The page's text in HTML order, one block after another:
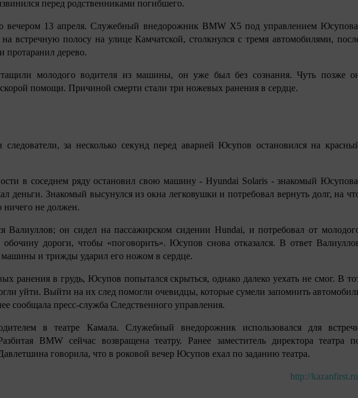
перед родственниками погибшего.
вечером 13 апреля. Служебный внедорожник BMW X5 под управлением
встречную полосу на улице Камчатской, столкнулся с тремя автомобилями,
протаранил дерево.
молодого водителя из машины, он уже был без сознания. Чуть позже
помощи. Причиной смерти стали три ножевых ранения в сердце.
следователи, за несколько секунд перед аварией Юсупов остановился на
в соседнем ряду остановил свою машину - Hyundai Solaris - знакомый
деньги. Знакомый высунулся из окна легковушки и потребовал вернуть долг, на
ничего не должен.
Валиуллов; он сидел на пассажирском сидении Hundai, и потребовал от
обочину дороги, чтобы «поговорить». Юсупов снова отказался. В ответ
машины и трижды ударил его ножом в сердце.
ранения в грудь, Юсупов попытался скрыться, однако далеко уехать не смог. В
уйти. Выйти на их след помогли очевидцы, которые сумели запомнить
сообщала пресс-служба Следственного управления.
в театре Камала. Служебный внедорожник использовался для
BMW сейчас возвращена театру. Ранее заместитель директора театра
говорила, что в роковой вечер Юсупов ехал по заданию театра.
http://